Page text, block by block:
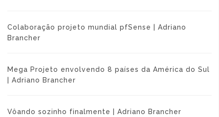
Colaboração projeto mundial pfSense | Adriano
Brancher
Mega Projeto envolvendo 8 países da América do Sul
| Adriano Brancher
Vôando sozinho finalmente | Adriano Brancher